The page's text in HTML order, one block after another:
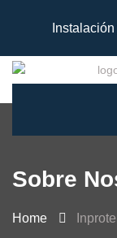
Sobre
Home